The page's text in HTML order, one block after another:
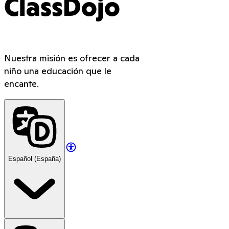
ClassDojo
Nuestra misión es ofrecer a cada
niño una educación que le
encante.
Español (España)